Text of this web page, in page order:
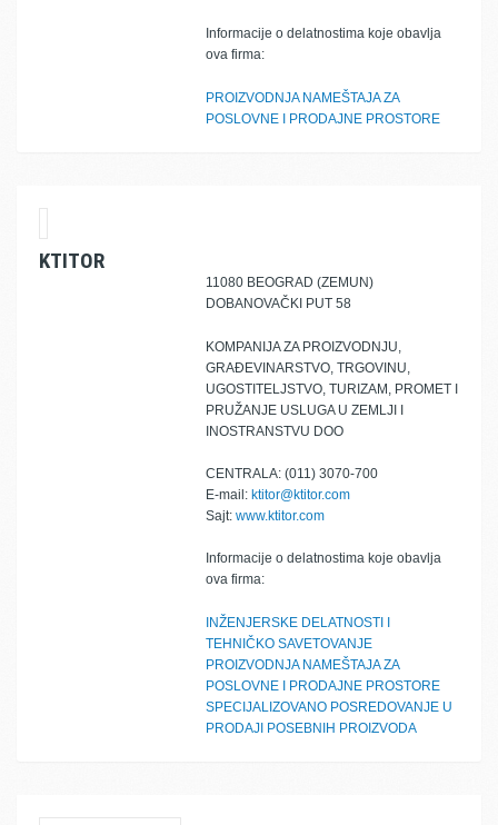
Informacije o delatnostima koje obavlja
ova firma:
PROIZVODNJA NAMEŠTAJA ZA
POSLOVNE I PRODAJNE PROSTORE
KTITOR
11080 BEOGRAD (ZEMUN)
DOBANOVAČKI PUT 58
KOMPANIJA ZA PROIZVODNJU,
GRAĐEVINARSTVO, TRGOVINU,
UGOSTITELJSTVO, TURIZAM, PROMET I
PRUŽANJE USLUGA U ZEMLJI I
INOSTRANSTVU DOO
CENTRALA: (011) 3070-700
E-mail: ktitor@ktitor.com
Sajt: www.ktitor.com
Informacije o delatnostima koje obavlja
ova firma:
INŽENJERSKE DELATNOSTI I
TEHNIČKO SAVETOVANJE
PROIZVODNJA NAMEŠTAJA ZA
POSLOVNE I PRODAJNE PROSTORE
SPECIJALIZOVANO POSREDOVANJE U
PRODAJI POSEBNIH PROIZVODA